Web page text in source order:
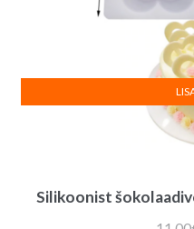
Silikoonist